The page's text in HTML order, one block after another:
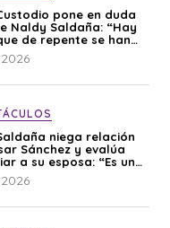
pone en duda
Naldy Saldaña: “Hay
de repente se han
niega relación
Sánchez y evalúa
a su esposa: “Es una